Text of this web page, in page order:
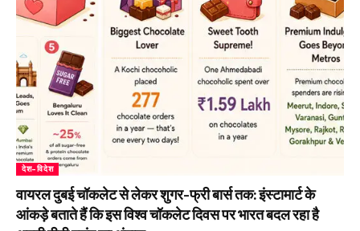
देश-विदेश
वायरल दुबई चॉकलेट से लेकर शुगर-फ्री बार्स तक: इंस्टामार्ट के
आंकड़े बताते हैं कि इस विश्व चॉकलेट दिवस पर भारत बदल रहा है